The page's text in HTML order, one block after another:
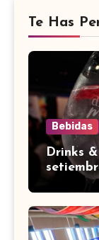
Te Has
Bebidas
Drinks